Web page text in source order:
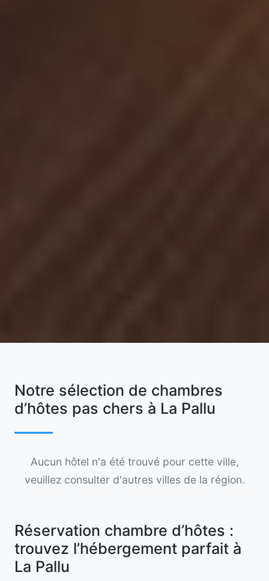
Notre sélection de chambres
d’hôtes pas chers à La Pallu
Aucun hôtel n'a été trouvé pour cette ville,
veuillez consulter d'autres villes de la région.
Réservation chambre d’hôtes :
trouvez l’hébergement parfait à
La Pallu